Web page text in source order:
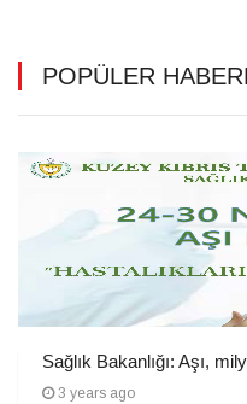
POPÜLER
Sağlık Bakanlığı: Aşı,
3 years ago